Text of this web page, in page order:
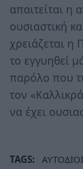
απαιτείται η
ουσιαστική
χρειάζεται η
το εγγυηθεί
παρόλο που
τον
να έχει
TAGS: